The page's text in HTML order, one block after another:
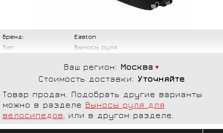
Бренд:
Easton
Тип:
Выносы руля
Ваш регион: Москва
Стоимость доставки: Уточняйте
Товар продан. Подобрать другие варианты
можно в разделе Выносы руля для
велосипедов, или в другом разделе.